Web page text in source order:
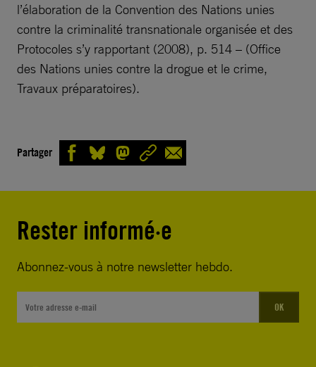
l’élaboration de la Convention des Nations unies
contre la criminalité transnationale organisée et des
Protocoles s’y rapportant (2008), p. 514 – (Office
des Nations unies contre la drogue et le crime,
Travaux préparatoires).
Partager
Rester informé·e
Abonnez-vous à notre newsletter hebdo.
OK